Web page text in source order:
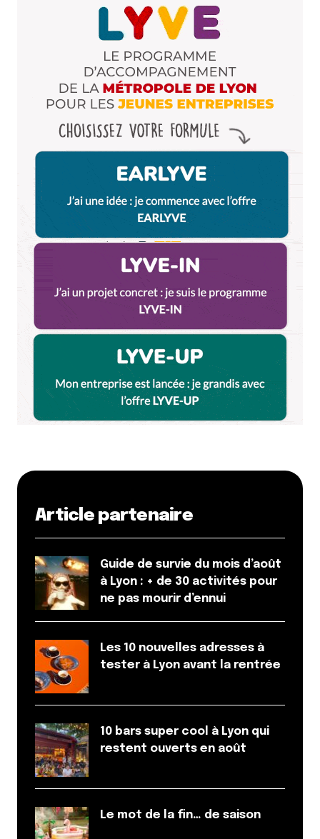
Article partenaire
Guide de survie du mois d’août
à Lyon : + de 30 activités pour
ne pas mourir d’ennui
Les 10 nouvelles adresses à
tester à Lyon avant la rentrée
10 bars super cool à Lyon qui
restent ouverts en août
Le mot de la fin… de saison